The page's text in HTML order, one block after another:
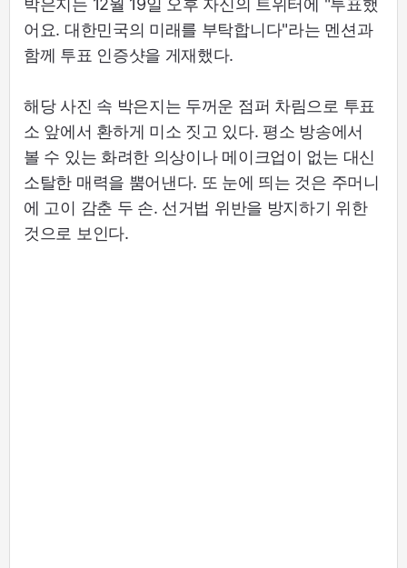
어요. 대한민국의 미래를 부탁합니다"라는 멘션과
함께 투표 인증샷을 게재했다.
해당 사진 속 박은지는 두꺼운 점퍼 차림으로 투표
소 앞에서 환하게 미소 짓고 있다. 평소 방송에서
볼 수 있는 화려한 의상이나 메이크업이 없는 대신
소탈한 매력을 뿜어낸다. 또 눈에 띄는 것은 주머니
에 고이 감춘 두 손. 선거법 위반을 방지하기 위한
것으로 보인다.